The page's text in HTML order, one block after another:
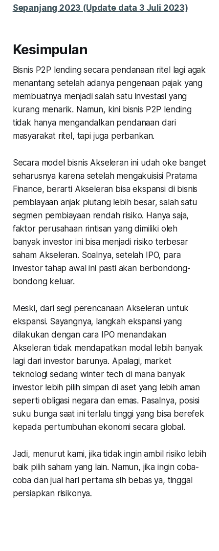
Sepanjang 2023 (Update data 3 Juli 2023)
Kesimpulan
Bisnis P2P lending secara pendanaan ritel lagi agak
menantang setelah adanya pengenaan pajak yang
membuatnya menjadi salah satu investasi yang
kurang menarik. Namun, kini bisnis P2P lending
tidak hanya mengandalkan pendanaan dari
masyarakat ritel, tapi juga perbankan.
Secara model bisnis Akseleran ini udah oke banget
seharusnya karena setelah mengakuisisi Pratama
Finance, berarti Akseleran bisa ekspansi di bisnis
pembiayaan anjak piutang lebih besar, salah satu
segmen pembiayaan rendah risiko. Hanya saja,
faktor perusahaan rintisan yang dimiliki oleh
banyak investor ini bisa menjadi risiko terbesar
saham Akseleran. Soalnya, setelah IPO, para
investor tahap awal ini pasti akan berbondong-
bondong keluar.
Meski, dari segi perencanaan Akseleran untuk
ekspansi. Sayangnya, langkah ekspansi yang
dilakukan dengan cara IPO menandakan
Akseleran tidak mendapatkan modal lebih banyak
lagi dari investor barunya. Apalagi, market
teknologi sedang winter tech di mana banyak
investor lebih pilih simpan di aset yang lebih aman
seperti obligasi negara dan emas. Pasalnya, posisi
suku bunga saat ini terlalu tinggi yang bisa berefek
kepada pertumbuhan ekonomi secara global.
Jadi, menurut kami, jika tidak ingin ambil risiko lebih
baik pilih saham yang lain. Namun, jika ingin coba-
coba dan jual hari pertama sih bebas ya, tinggal
persiapkan risikonya.